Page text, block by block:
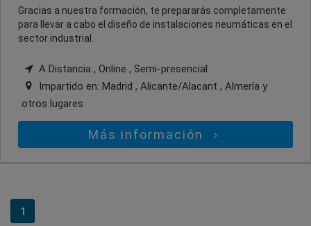
Gracias a nuestra formación, te prepararás completamente
para llevar a cabo el diseño de instalaciones neumáticas en el
sector industrial.
A Distancia , Online , Semi-presencial
Impartido en: Madrid , Alicante/Alacant , Almería y
otros lugares
Más información
1